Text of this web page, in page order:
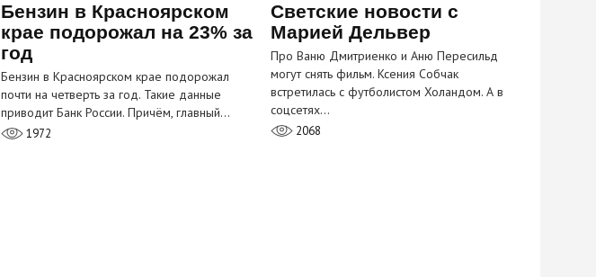
Бензин в Красноярском
крае подорожал на 23% за
год
Бензин в Красноярском крае подорожал
почти на четверть за год. Такие данные
приводит Банк России. Причём, главный…
1972
Светские новости с
Марией Дельвер
Про Ваню Дмитриенко и Аню Пересильд
могут снять фильм. Ксения Собчак
встретилась с футболистом Холандом. А в
соцсетях…
2068